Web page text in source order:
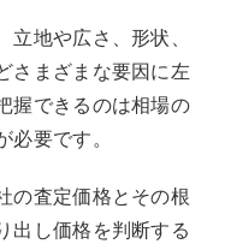
地や広さ、形状、
さまざまな要因に左
握できるのは相場の
要です。
の査定価格とその根
出し価格を判断する